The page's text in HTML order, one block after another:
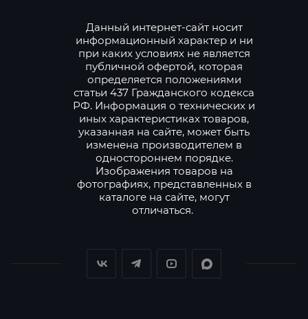
Данный интернет-сайт носит
информационный характер и ни
при каких условиях не является
публичной офертой, которая
определяется положениями
статьи 437 Гражданского кодекса
РФ. Информация о технических и
иных характеристиках товаров,
указанная на сайте, может быть
изменена производителем в
одностороннем порядке.
Изображения товаров на
фотографиях, представленных в
каталоге на сайте, могут
отличаться.